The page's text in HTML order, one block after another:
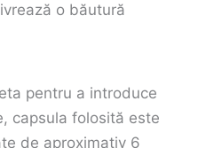
o băutură
pentru a introduce
capsula folosită este
de aproximativ 6